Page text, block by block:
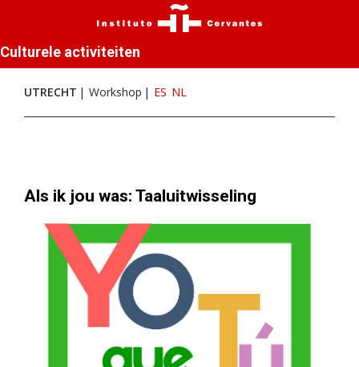
Culturele activiteiten
UTRECHT Workshop ES NL
Als ik jou was: Taaluitwisseling